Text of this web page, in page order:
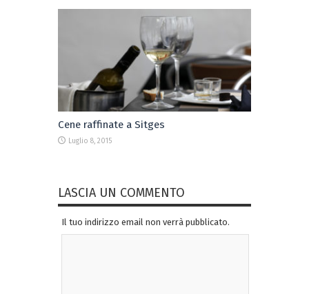
Cene raffinate a Sitges
Luglio 8, 2015
LASCIA UN COMMENTO
Il tuo indirizzo email non verrà pubblicato.